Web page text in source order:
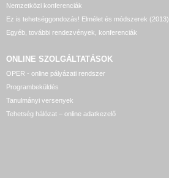
Nemzetközi konferenciák
Ez is tehetséggondozás! Elmélet és módszerek (2013)
Egyéb, további rendezvények, konferenciák
ONLINE SZOLGÁLTATÁSOK
OPER - online pályázati rendszer
Programbeküldés
Tanulmányi versenyek
Tehetség hálózat – online adatkezelő